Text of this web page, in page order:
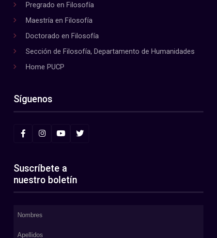
Pregrado en Filosofía
Maestría en Filosofía
Doctorado en Filosofía
Sección de Filosofía, Departamento de Humanidades
Home PUCP
Síguenos
Suscríbete a
nuestro boletín